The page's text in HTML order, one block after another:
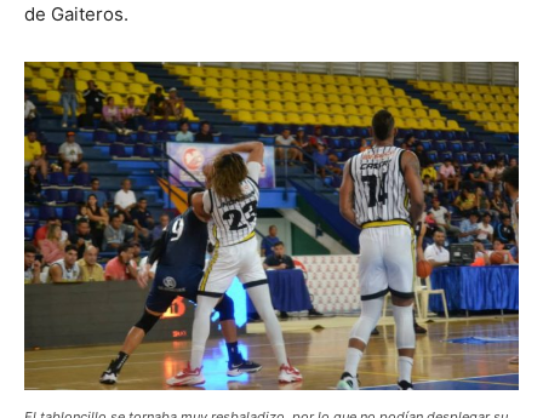
de Gaiteros.